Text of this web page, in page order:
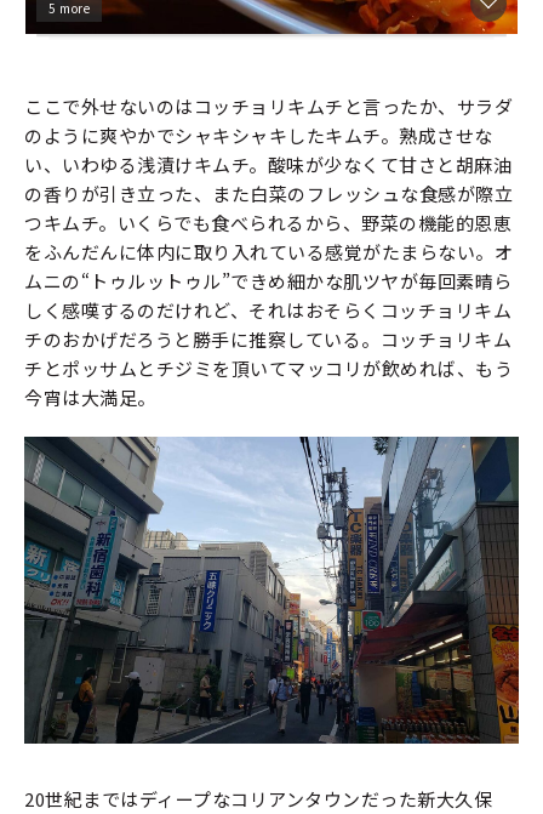
5 more
ここで外せないのはコッチョリキムチと言ったか、サラダ
のように爽やかでシャキシャキしたキムチ。熟成させな
い、いわゆる浅漬けキムチ。酸味が少なくて甘さと胡麻油
の香りが引き立った、また白菜のフレッシュな食感が際立
つキムチ。いくらでも食べられるから、野菜の機能的恩恵
をふんだんに体内に取り入れている感覚がたまらない。オ
ムニの“トゥルットゥル”できめ細かな肌ツヤが毎回素晴ら
しく感嘆するのだけれど、それはおそらくコッチョリキム
チのおかげだろうと勝手に推察している。コッチョリキム
チとポッサムとチジミを頂いてマッコリが飲めれば、もう
今宵は大満足。
20世紀まではディープなコリアンタウンだった新大久保